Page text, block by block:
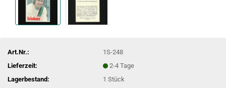
Art.Nr.:
1S-248
Lieferzeit:
2-4 Tage
Lagerbestand:
1Stück